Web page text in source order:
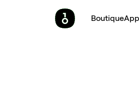
Boutique